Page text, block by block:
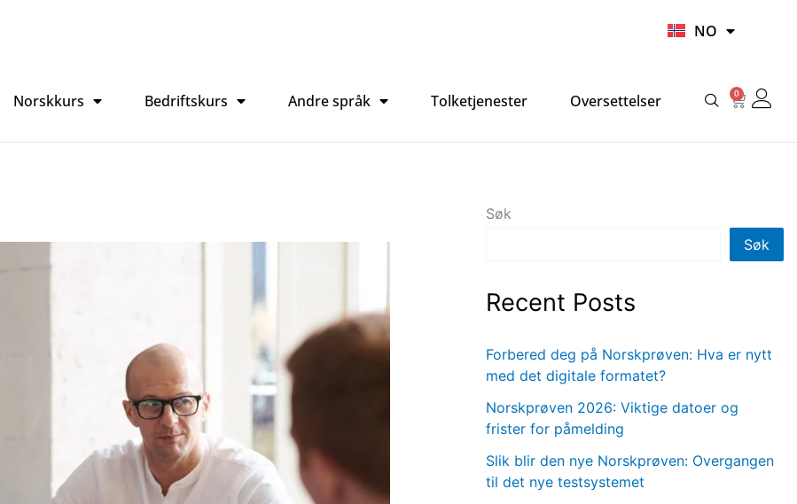
NO
HI
Norskkurs Bedriftskurs Andre språk Tolketjenester Oversettelser 0
Søk
Søk
Recent Posts
Forbered deg på Norskprøven: Hva er nytt
med det digitale formatet?
Norskprøven 2026: Viktige datoer og
frister for påmelding
Slik blir den nye Norskprøven: Overgangen
til det nye testsystemet